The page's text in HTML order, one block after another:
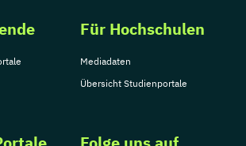
Für Hochschulen
Mediadaten
Übersicht Studienportale